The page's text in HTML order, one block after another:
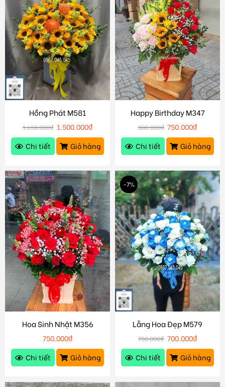
Hồng Phát M581
1.650.000₫ 1.500.000₫
Chi tiết
Giỏ hàng
Happy Birthday M347
800.000₫ 750.000₫
Chi tiết
Giỏ hàng
Hoa Sinh Nhật M356
750.000₫
Chi tiết
Giỏ hàng
-7%
Lẵng Hoa Đẹp M579
750.000₫ 700.000₫
Chi tiết
Giỏ hàng